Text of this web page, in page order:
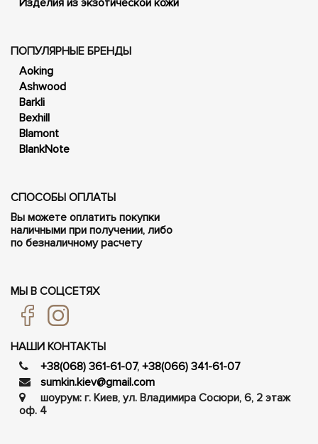
Изделия из экзотической кожи
ПОПУЛЯРНЫЕ БРЕНДЫ
Aoking
Ashwood
Barkli
Bexhill
Blamont
BlankNote
СПОСОБЫ ОПЛАТЫ
Вы можете оплатить покупки
наличными при получении, либо
по безналичному расчету
МЫ В СОЦСЕТЯХ
НАШИ КОНТАКТЫ
+38(068) 361-61-07, +38(066) 341-61-07
sumkin.kiev@gmail.com
шоурум: г. Киев, ул. Владимира Сосюри, ​​6, 2 этаж
оф. 4